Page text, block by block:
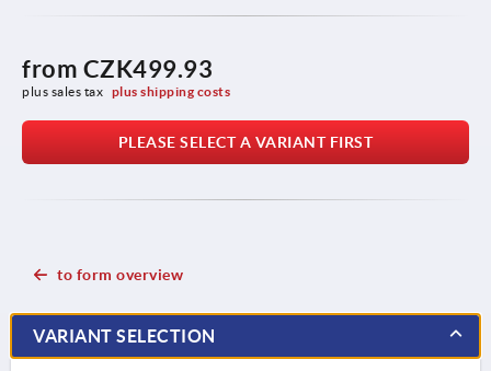
from CZK499.93
plus sales tax plus shipping costs
PLEASE SELECT A VARIANT FIRST
to form overview
VARIANT SELECTION